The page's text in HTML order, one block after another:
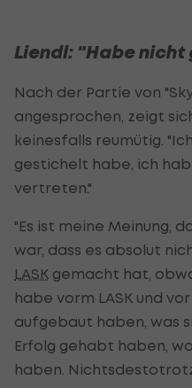
Liendl: "Habe
Nach der Partie von
angesprochen, zeigt
keinesfalls reumütig.
gestichelt habe, ich
vertreten."
"Es ist meine Meinung,
war, dass es absolut
LASK gemacht hat,
habe vorm LASK und
aufgebaut haben, was
Erfolg gehabt haben,
haben.